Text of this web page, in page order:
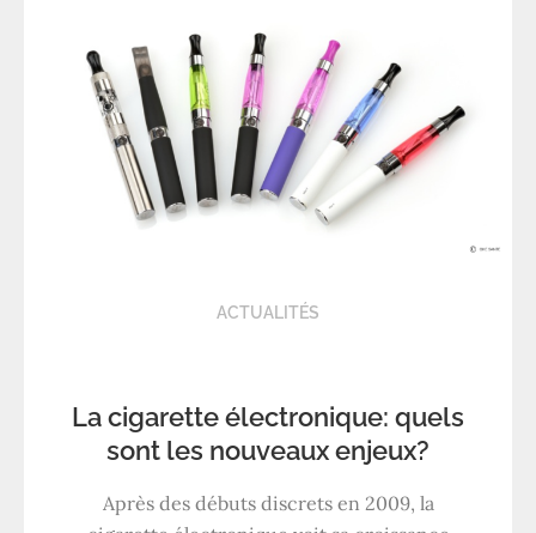
ACTUALITÉS
La cigarette électronique: quels
sont les nouveaux enjeux?
Après des débuts discrets en 2009, la